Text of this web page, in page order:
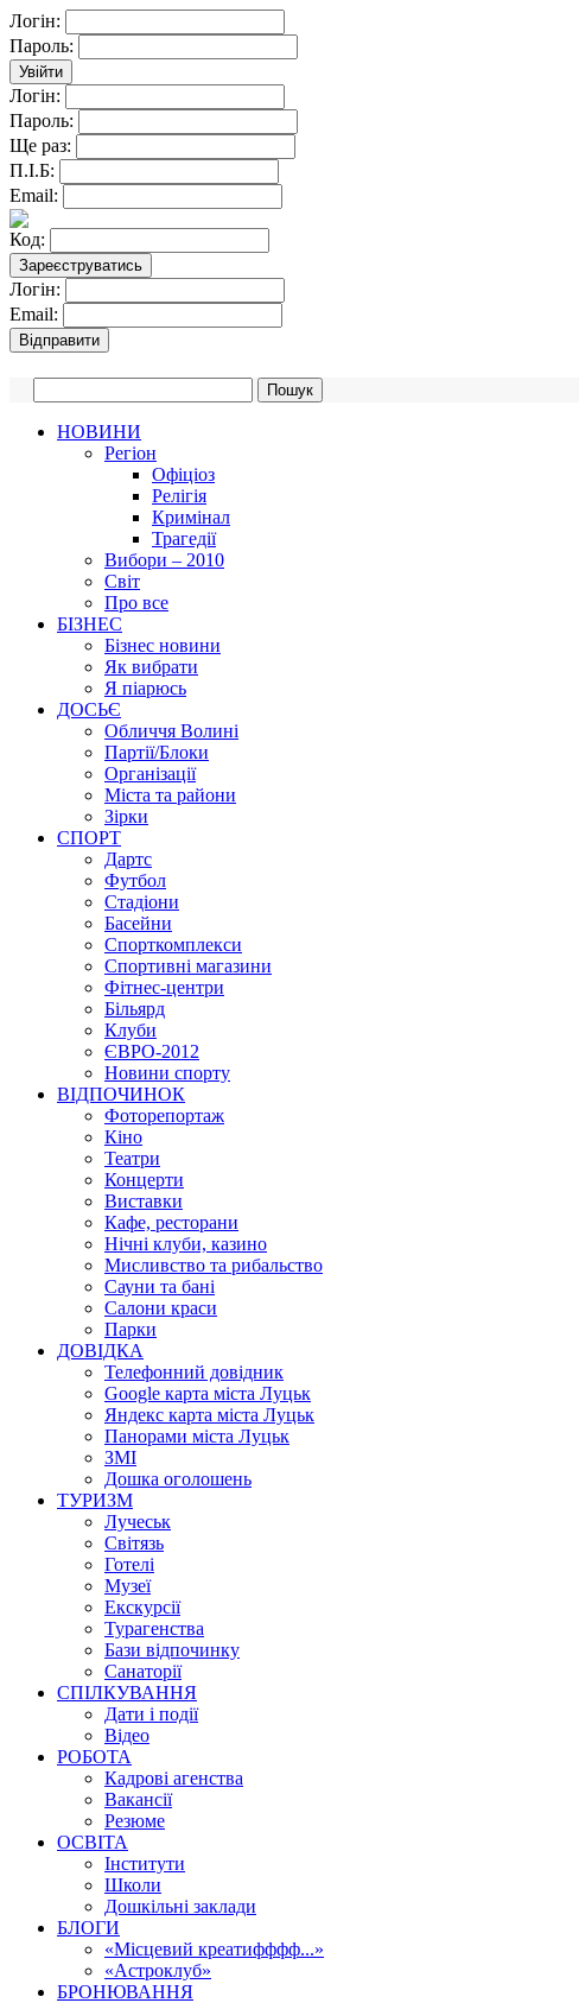
Логін:
Пароль:
Логін:
Пароль:
Ще раз:
П.І.Б:
Email:
Код:
Логін:
Email:
НОВИНИ
Регіон
Офіціоз
Релігія
Кримінал
Трагедії
Вибори – 2010
Світ
Про все
БІЗНЕС
Бізнес новини
Як вибрати
Я піарюсь
ДОСЬЄ
Обличчя Волині
Партії/Блоки
Організації
Міста та райони
Зірки
СПОРТ
Дартс
Футбол
Стадіони
Басейни
Спорткомплекси
Спортивні магазини
Фітнес-центри
Більярд
Клуби
ЄВРО-2012
Новини спорту
ВІДПОЧИНОК
Фоторепортаж
Кіно
Театри
Концерти
Виставки
Кафе, ресторани
Нічні клуби, казино
Мисливство та рибальство
Сауни та бані
Салони краси
Парки
ДОВІДКА
Телефонний довідник
Google карта міста Луцьк
Яндекс карта міста Луцьк
Панорами міста Луцьк
ЗМІ
Дошка оголошень
ТУРИЗМ
Лучеськ
Світязь
Готелі
Музеї
Екскурсії
Турагенства
Бази відпочинку
Санаторії
СПІЛКУВАННЯ
Дати і події
Відео
РОБОТА
Кадрові агенства
Вакансії
Резюме
ОСВІТА
Інститути
Школи
Дошкільні заклади
БЛОГИ
«Місцевий креатифффф...»
«Астроклуб»
БРОНЮВАННЯ